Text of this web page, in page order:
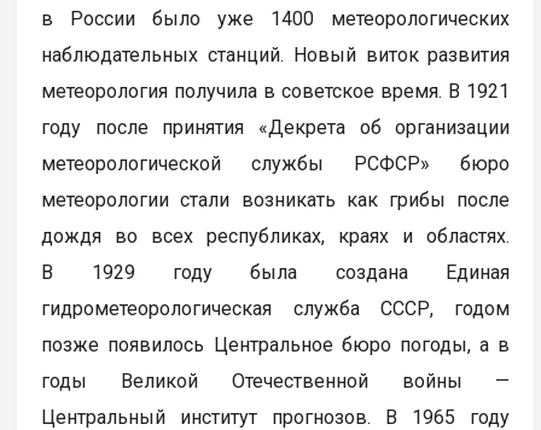
в России было уже 1400 метеорологических
наблюдательных станций. Новый виток развития
метеорология получила в советское время. В 1921
году после принятия «Декрета об организации
метеорологической службы РСФСР» бюро
метеорологии стали возникать как грибы после
дождя во всех республиках, краях и областях.
В 1929 году была создана Единая
гидрометеорологическая служба СССР, годом
позже появилось Центральное бюро погоды, а в
годы Великой Отечественной войны —
Центральный институт прогнозов. В 1965 году